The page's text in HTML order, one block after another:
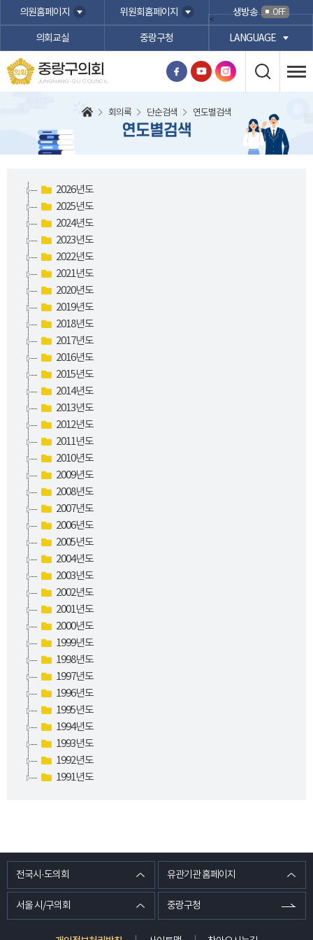
본문바로가기
의원홈페이지 위원회홈페이지 생방송 OFF
의회교실 중랑구청
<
LANGUAGE
중랑구의회
JUNGNANG-GU COUNCIL
회의록 단순검색 연도별검색
연도별검색
2026년도
2025년도
2024년도
2023년도
2022년도
2021년도
2020년도
2019년도
2018년도
2017년도
2016년도
2015년도
2014년도
2013년도
2012년도
2011년도
2010년도
2009년도
2008년도
2007년도
2006년도
2005년도
2004년도
2003년도
2002년도
2001년도
2000년도
1999년도
1998년도
1997년도
1996년도
1995년도
1994년도
1993년도
1992년도
1991년도
전국시·도의회 유관기관 홈페이지
서울 시/구의회 중랑구청